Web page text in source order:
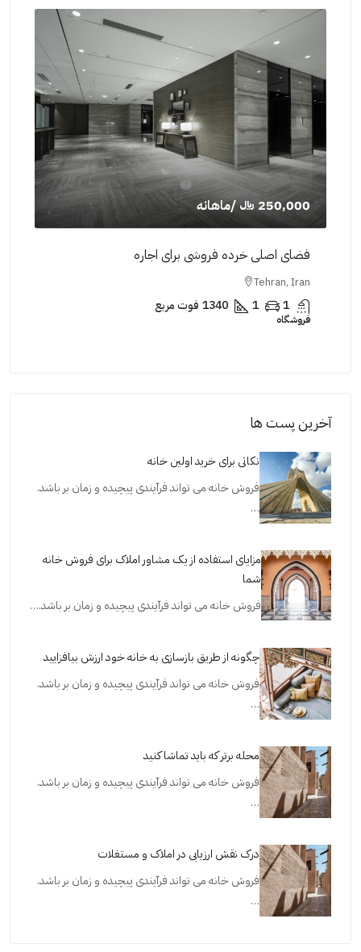
250,000 ﷼ /ماهانه
فضای اصلی خرده فروشی برای اجاره
Tehran, Iran
1
1
1340 فوت مربع
فروشگاه
آخرین پست ها
نکاتی برای خرید اولین خانه
فروش خانه می تواند فرآیندی پیچیده و زمان بر باشد.
…
مزایای استفاده از یک مشاور املاک برای فروش خانه
شما
فروش خانه می تواند فرآیندی پیچیده و زمان بر باشد.…
چگونه از طریق بازسازی به خانه خود ارزش بیافزایید
فروش خانه می تواند فرآیندی پیچیده و زمان بر باشد.
…
محله برتر که باید تماشا کنید
فروش خانه می تواند فرآیندی پیچیده و زمان بر باشد.
…
درک نقش ارزیابی در املاک و مستغلات
فروش خانه می تواند فرآیندی پیچیده و زمان بر باشد.
…